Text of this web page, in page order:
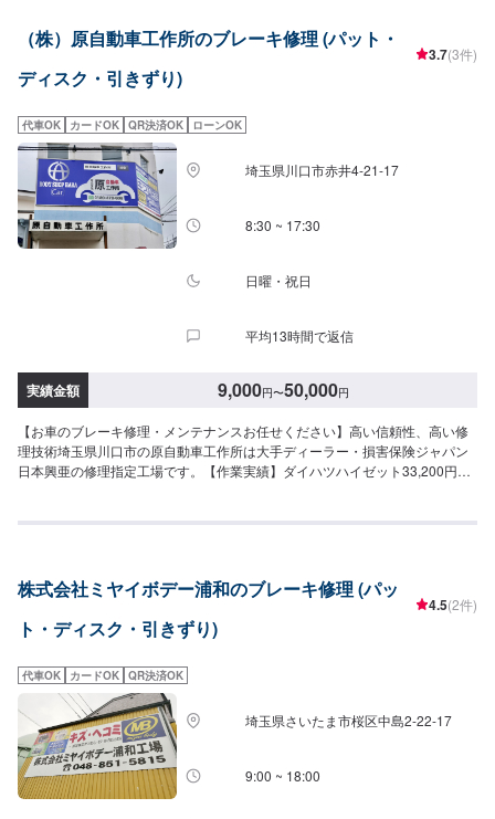
（株）原自動車工作所のブレーキ修理 (パット・
ディスク・引きずり)
3.7(3件)
代車OK カードOK QR決済OK ローンOK
埼玉県川口市赤井4-21-17
8:30 ~ 17:30
日曜・祝日
平均13時間で返信
実績金額 9,000円〜50,000円
【お車のブレーキ修理・メンテナンスお任せください】高い信頼性、高い修
理技術埼玉県川口市の原自動車工作所は大手ディーラー・損害保険ジャパン
日本興亜の修理指定工場です。【作業実績】ダイハツハイゼット33,200円ブ
にブレーキパッド交換をお任せください！※料金など詳しくはお問合せくださ
たサービスでおもてなし！】●お見積り、代車、相談は無料！●修理内容とお
見積りの確認後、ご依頼を受けてから作業開始●無料代車（無保険時）を24
台ご用意●ご納車前にしっかりと洗車・あんしん点検を行います【パーツ持ち
取り付けができなかった場合でも、動作確認などで発生した工賃をご請求さ
せていただきますので、あらかじめご了承ください。【代車について】無料
代車（無保険時）を24台ご用意しております。燃料代はお客さま負担となり
ますので、ご了承ください。【営業時間・定休日】営業時間：8:30〜17:30定
休日：日・祝・第一、第三月曜日
株式会社ミヤイボデー浦和のブレーキ修理 (パッ
ト・ディスク・引きずり)
4.5(2件)
代車OK カードOK QR決済OK
埼玉県さいたま市桜区中島2-22-17
9:00 ~ 18:00